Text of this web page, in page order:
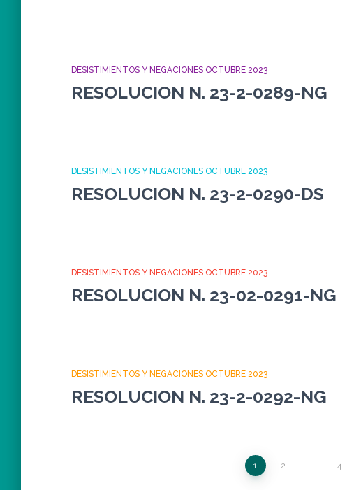
DESISTIMIENTOS Y NEGACIONES OCTUBRE 2023
RESOLUCION N. 23-2-0289-NG
DESISTIMIENTOS Y NEGACIONES OCTUBRE 2023
RESOLUCION N. 23-2-0290-DS
DESISTIMIENTOS Y NEGACIONES OCTUBRE 2023
RESOLUCION N. 23-02-0291-NG
DESISTIMIENTOS Y NEGACIONES OCTUBRE 2023
RESOLUCION N. 23-2-0292-NG
1 2 … 4